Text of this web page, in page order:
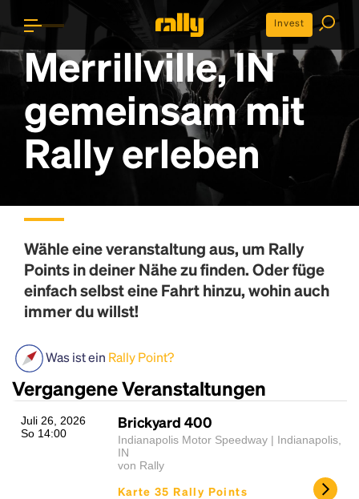
Invest
Merrillville, IN
gemeinsam mit
Rally erleben
Wähle eine veranstaltung aus, um Rally
Pointsin deiner Nähe zu finden. Oder füge
einfach selbst eine Fahrt hinzu, wohin auch
immer du willst!
Was ist ein Rally Point?
Vergangene Veranstaltungen
Juli 26, 2026
So 14:00
Brickyard 400
Indianapolis Motor Speedway | Indianapolis,
IN
von Rally
Karte 35 Rally Points